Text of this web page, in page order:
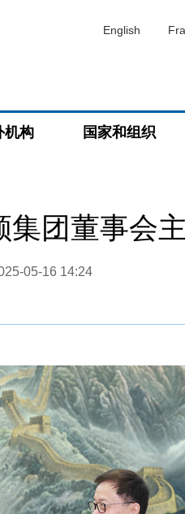
English
机构 国家和组织
团董事会
05-16 14:24